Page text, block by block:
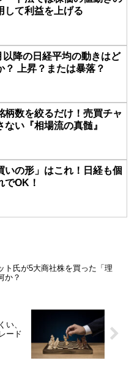
して利益を上げる
以降の日経平均の動きはど
？ 上昇？または暴落？
柄数を絞るだけ！売買チャ
ない『相場流の真髄』
いの形」はこれ！日経も個
でOK！
ト氏が5大商社株を買った「理
か？
い、
ード